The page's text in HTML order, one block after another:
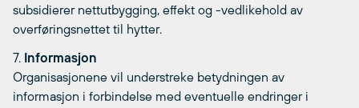
subsidierer nettutbygging, effekt og -vedlikehold av
overføringsnettet til hytter.
7. Informasjon
Organisasjonene vil understreke betydningen av
informasjon i forbindelse med eventuelle endringer i